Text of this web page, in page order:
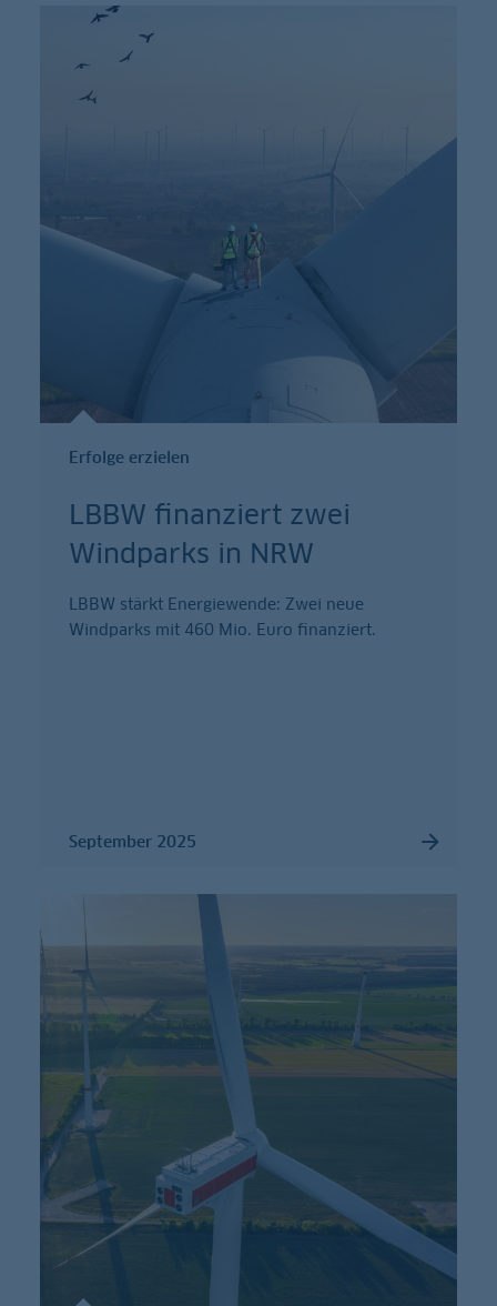
Erfolge erzielen
LBBW finanziert zwei
Windparks in NRW
LBBW stärkt Energiewende: Zwei neue
Windparks mit 460 Mio. Euro finanziert.
September 2025